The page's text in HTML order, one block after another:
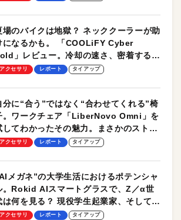
場のバイクは地獄？ ネッククーラーが助
になるかも。 「COOLiFY Cyber
」レビュー。冷却の速さ、密着する冷
プレート、シンプルな操作性がグッド！
アクセサリ レポート タイアップ
分に“合う”ではなく“合わせてくれる”椅
。ワークチェア「LiberNovo Omni」を
してわかったその魅力。まさかのストレ
チ機能も搭載
アクセサリ レポート タイアップ
メガネ”の大学生活におけるポテンシャ
。Rokid AIスマートグラスで、Z／α世
は何を見る？ 現役学生起業家、そして教
による体験会レポート【PR】
アクセサリ レポート タイアップ